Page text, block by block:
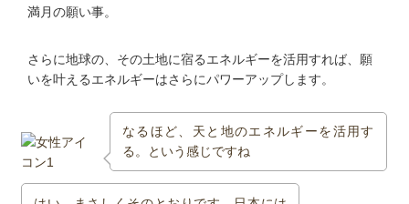
満月の願い事。
さらに地球の、その土地に宿るエネルギーを活用すれば、願
いを叶えるエネルギーはさらにパワーアップします。
なるほど、天と地のエネルギーを活用す
る。という感じですね